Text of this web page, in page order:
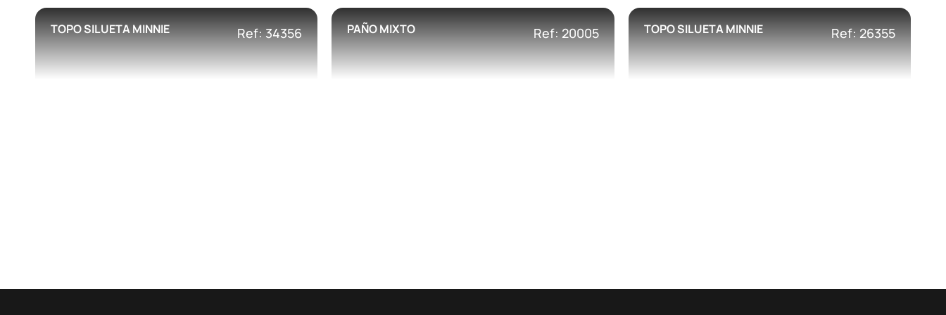
TOPO SILUETA MINNIE Ref: 34356 PAÑO MIXTO Ref: 20005 TOPO SILUETA MINNIE Ref: 26355